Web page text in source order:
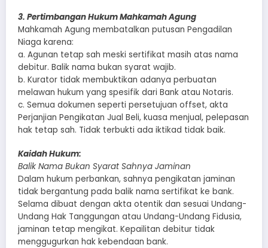
3. Pertimbangan Hukum Mahkamah Agung
Mahkamah Agung membatalkan putusan Pengadilan
Niaga karena:
a. Agunan tetap sah meski sertifikat masih atas nama
debitur. Balik nama bukan syarat wajib.
b. Kurator tidak membuktikan adanya perbuatan
melawan hukum yang spesifik dari Bank atau Notaris.
c. Semua dokumen seperti persetujuan offset, akta
Perjanjian Pengikatan Jual Beli, kuasa menjual, pelepasan
hak tetap sah. Tidak terbukti ada iktikad tidak baik.
Kaidah Hukum:
Balik Nama Bukan Syarat Sahnya Jaminan
Dalam hukum perbankan, sahnya pengikatan jaminan
tidak bergantung pada balik nama sertifikat ke bank.
Selama dibuat dengan akta otentik dan sesuai Undang-
Undang Hak Tanggungan atau Undang-Undang Fidusia,
jaminan tetap mengikat. Kepailitan debitur tidak
menggugurkan hak kebendaan bank.